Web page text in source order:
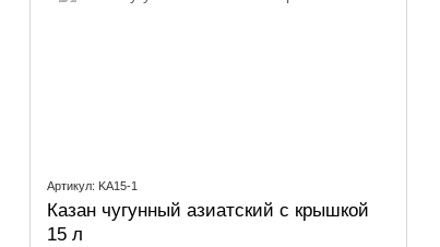
Артикул: KA15-1
Казан чугунный азиатский с крышкой
15 л